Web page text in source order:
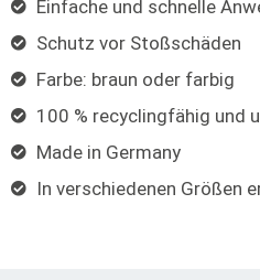
Einfache und schnelle
Schutz vor Stoßschäden
Farbe: braun oder farbig
100 % recyclingfähig und
Made in Germany
In verschiedenen Größen